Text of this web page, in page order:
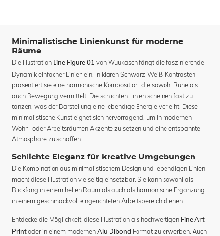
Minimalistische Linienkunst für moderne
Räume
Die Illustration Line Figure 01 von Wuukasch fängt die faszinierende
Dynamik einfacher Linien ein. In klaren Schwarz-Weiß-Kontrasten
präsentiert sie eine harmonische Komposition, die sowohl Ruhe als
auch Bewegung vermittelt. Die schlichten Linien scheinen fast zu
tanzen, was der Darstellung eine lebendige Energie verleiht. Diese
minimalistische Kunst eignet sich hervorragend, um in modernen
Wohn- oder Arbeitsräumen Akzente zu setzen und eine entspannte
Atmosphäre zu schaffen.
Schlichte Eleganz für kreative Umgebungen
Die Kombination aus minimalistischem Design und lebendigen Linien
macht diese Illustration vielseitig einsetzbar. Sie kann sowohl als
Blickfang in einem hellen Raum als auch als harmonische Ergänzung
in einem geschmackvoll eingerichteten Arbeitsbereich dienen.
Entdecke die Möglichkeit, diese Illustration als hochwertigen Fine Art
Print oder in einem modernen Alu Dibond Format zu erwerben. Auch